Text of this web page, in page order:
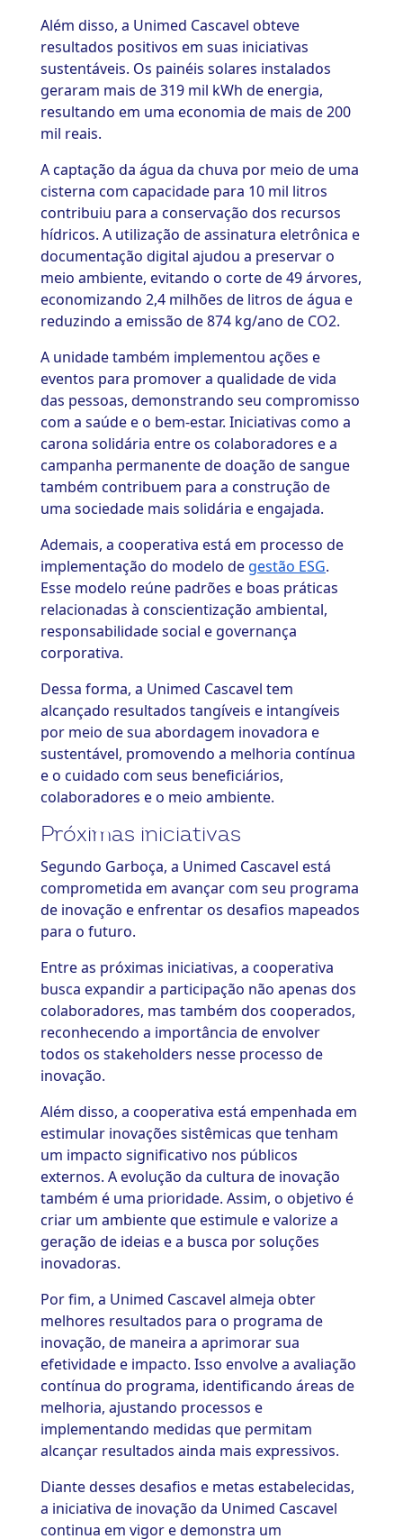
Além disso, a Unimed Cascavel obteve
resultados positivos em suas iniciativas
sustentáveis. Os painéis solares instalados
geraram mais de 319 mil kWh de energia,
resultando em uma economia de mais de 200
mil reais.
A captação da água da chuva por meio de uma
cisterna com capacidade para 10 mil litros
contribuiu para a conservação dos recursos
hídricos. A utilização de assinatura eletrônica e
documentação digital ajudou a preservar o
meio ambiente, evitando o corte de 49 árvores,
economizando 2,4 milhões de litros de água e
reduzindo a emissão de 874 kg/ano de CO2.
A unidade também implementou ações e
eventos para promover a qualidade de vida
das pessoas, demonstrando seu compromisso
com a saúde e o bem-estar. Iniciativas como a
carona solidária entre os colaboradores e a
campanha permanente de doação de sangue
também contribuem para a construção de
uma sociedade mais solidária e engajada.
Ademais, a cooperativa está em processo de
implementação do modelo de gestão ESG.
Esse modelo reúne padrões e boas práticas
relacionadas à conscientização ambiental,
responsabilidade social e governança
corporativa.
Dessa forma, a Unimed Cascavel tem
alcançado resultados tangíveis e intangíveis
por meio de sua abordagem inovadora e
sustentável, promovendo a melhoria contínua
e o cuidado com seus beneficiários,
colaboradores e o meio ambiente.
Próximas iniciativas
Segundo Garboça, a Unimed Cascavel está
comprometida em avançar com seu programa
de inovação e enfrentar os desafios mapeados
para o futuro.
Entre as próximas iniciativas, a cooperativa
busca expandir a participação não apenas dos
colaboradores, mas também dos cooperados,
reconhecendo a importância de envolver
todos os stakeholders nesse processo de
inovação.
Além disso, a cooperativa está empenhada em
estimular inovações sistêmicas que tenham
um impacto significativo nos públicos
externos. A evolução da cultura de inovação
também é uma prioridade. Assim, o objetivo é
criar um ambiente que estimule e valorize a
geração de ideias e a busca por soluções
inovadoras.
Por fim, a Unimed Cascavel almeja obter
melhores resultados para o programa de
inovação, de maneira a aprimorar sua
efetividade e impacto. Isso envolve a avaliação
contínua do programa, identificando áreas de
melhoria, ajustando processos e
implementando medidas que permitam
alcançar resultados ainda mais expressivos.
Diante desses desafios e metas estabelecidas,
a iniciativa de inovação da Unimed Cascavel
continua em vigor e demonstra um